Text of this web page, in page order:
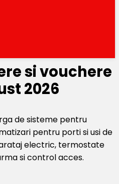
si vouchere
2026
de sisteme pentru
pentru porti si usi de
electric, termostate
si control acces.